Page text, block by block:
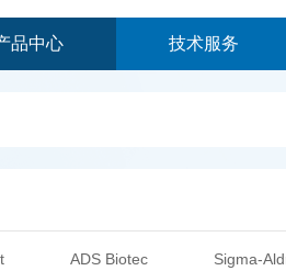
品中心 技术服务
ADS Biotec Sigma-